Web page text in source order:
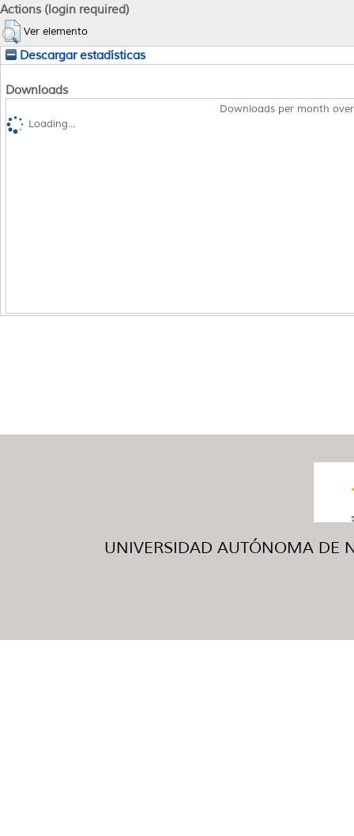
Actions (login required)
Ver elemento
Descargar estadísticas
Downloads
Downloads per month
Loading...
UNIVERSIDAD AUTÓNOMA DE